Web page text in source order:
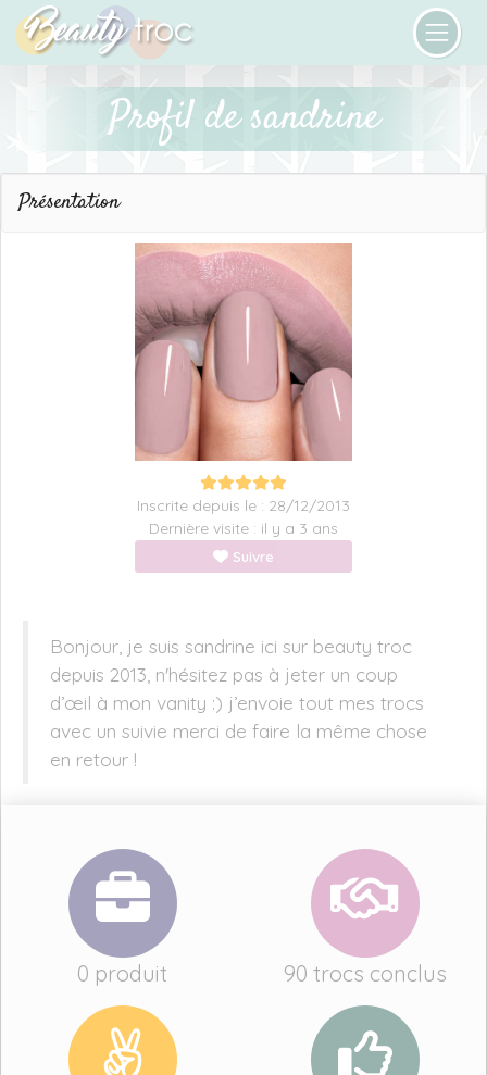
Profil de sandrine
Présentation
Inscrite depuis le : 28/12/2013
Dernière visite : il y a 3 ans
Suivre
Bonjour, je suis sandrine ici sur beauty troc
depuis 2013, n'hésitez pas à jeter un coup
d’œil à mon vanity :) j’envoie tout mes trocs
avec un suivie merci de faire la même chose
en retour !
0 produit 90 trocs conclus